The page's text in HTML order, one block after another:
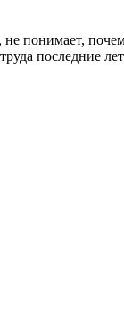
не понимает,
последние